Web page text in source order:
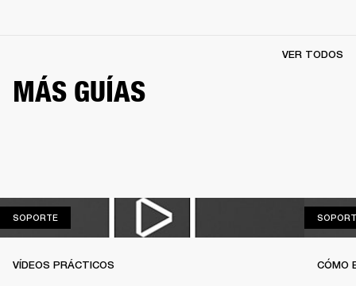
MÁS GUÍAS
VER TODOS
SOPORTESOPORTE
VÍDEOS PRÁCTICOS CÓMO